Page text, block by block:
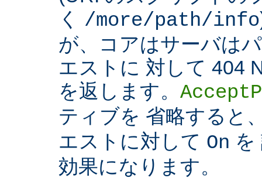
く /more/path/info
が、コアはサーバは
エストに 対して 404
を返します。
ティブを 省略すると
エストに対して On を
効果になります。